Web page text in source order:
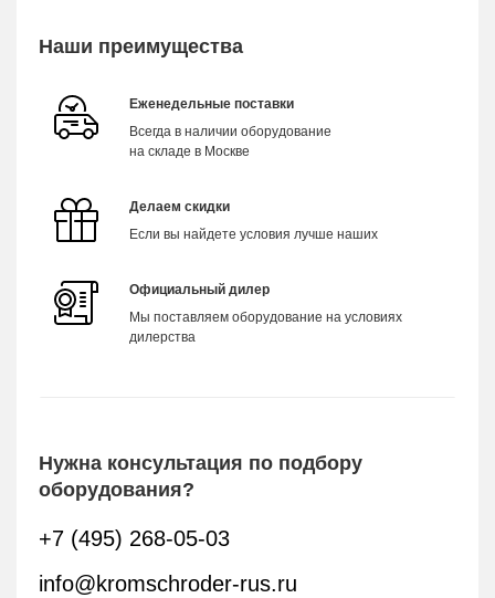
Наши преимущества
Еженедельные поставки
Всегда в наличии оборудование
на складе в Москве
Делаем скидки
Если вы найдете условия лучше наших
Официальный дилер
Мы поставляем оборудование на условиях
дилерства
Нужна консультация по подбору
оборудования?
+7 (495) 268-05-03
info@kromschroder-rus.ru